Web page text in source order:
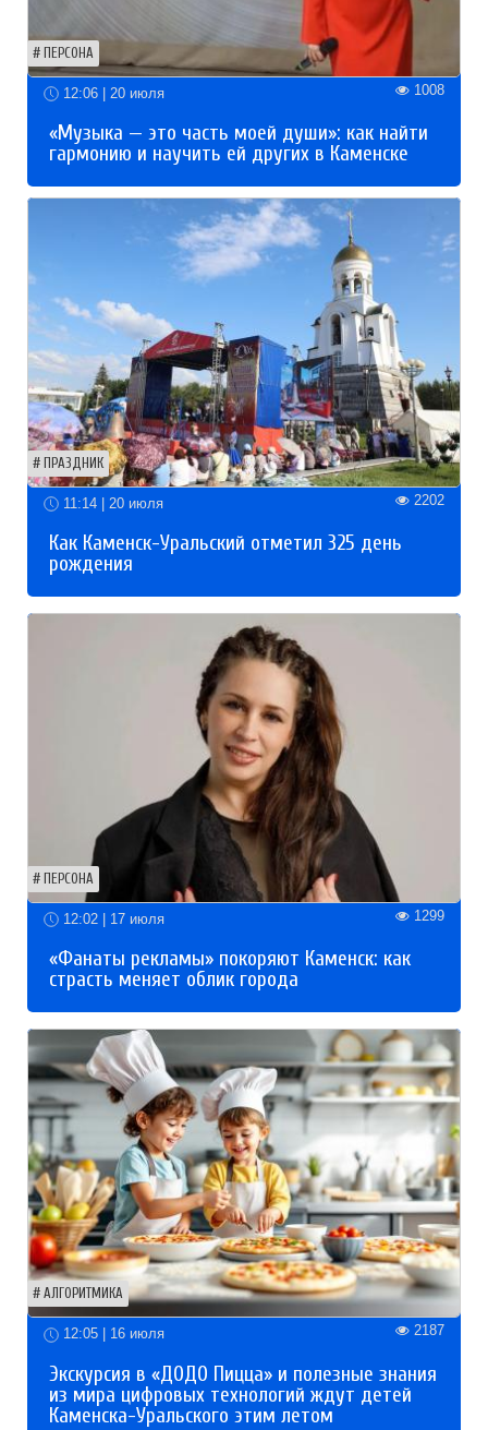
ПЕРСОНА
12:06 | 20 июля 1008
«Музыка — это часть моей души»: как найти
гармонию и научить ей других в Каменске
ПРАЗДНИК
11:14 | 20 июля 2202
Как Каменск-Уральский отметил 325 день
рождения
ПЕРСОНА
12:02 | 17 июля 1299
«Фанаты рекламы» покоряют Каменск: как
страсть меняет облик города
АЛГОРИТМИКА
12:05 | 16 июля 2187
Экскурсия в «ДОДО Пицца» и полезные знания
из мира цифровых технологий ждут детей
Каменска-Уральского этим летом